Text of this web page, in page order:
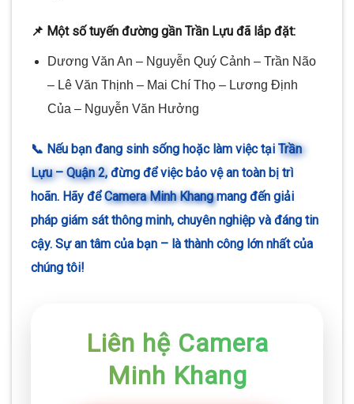
📌 Một số tuyến đường gần Trần Lựu đã lắp đặt:
Dương Văn An – Nguyễn Quý Cảnh – Trần Não
– Lê Văn Thịnh – Mai Chí Thọ – Lương Định
Của – Nguyễn Văn Hưởng
📞 Nếu bạn đang sinh sống hoặc làm việc tại Trần
Lựu – Quận 2, đừng để việc bảo vệ an toàn bị trì
hoãn. Hãy đểCamera Minh Khangmang đến giải
pháp giám sát thông minh, chuyên nghiệp và đáng tin
cậy. Sự an tâm của bạn – là thành công lớn nhất của
chúng tôi!
Liên hệ Camera
Minh Khang